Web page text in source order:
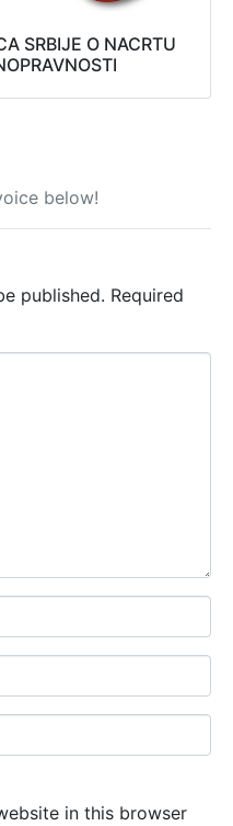
SRBIJE O NACRTU
below!
published. Required
in this browser